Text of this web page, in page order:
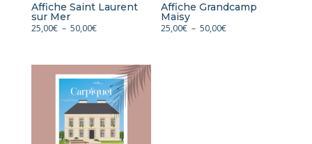
Affiche Saint Laurent
sur Mer
25,00€ – 50,00€Plage
25,00€
à
50,00€
Affiche Grandcamp
Maisy
25,00€ – 50,00€Plage